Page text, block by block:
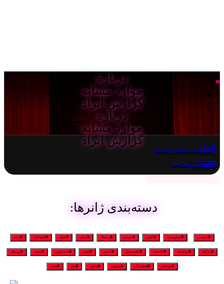
لغو
شیطان
درباره
موارد مشابه
گزارش ایراد
درباره
موارد مشابه
گزارش ایراد
قبلیمرد عنکبوتی مسابقه
بعدیپیر پسر
دسته‌بندی ژانرها:
🎬انیمیشن 🎬ابرقهرمانی 🎬اکشن 🎬تاریخی 🎬ترسناک 🎬جنایی 🎬جنگی 🎬خانوادگی 🎬درام
🎬رازآلود 🎬زندگینامه 🎬عاشقانه 🎬علمی‌تخیلی 🎬فانتزی 🎬کمدی 🎬ماجراجویی 🎬مستند 🎬موزیکال
🎬موسیقی 🎬هیجان‌انگیز 🎬ورزشی 🎬وسترن 🎬نوآر 🎬هندی